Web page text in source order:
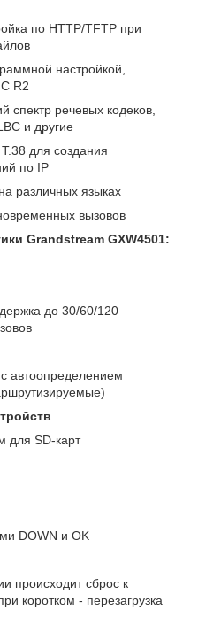
по HTTP/TFTP при
настройкой,
R2
спектр речевых кодеков,
и другие
для создания
по IP
различных языках
вызовов
Grandstream GXW4501:
до 30/60/120
автоопределением
для SD-карт
DOWN и OK
происходит сброс к
коротком - перезагрузка